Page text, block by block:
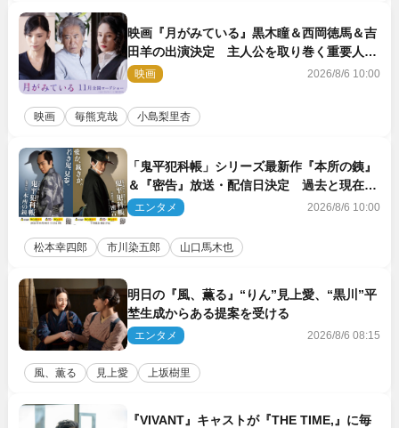
映画『月がみている』黒木瞳＆西岡徳馬＆吉
田羊の出演決定 主人公を取り巻く重要人物
を演じる
映画 2026/8/6 10:00
映画 毎熊克哉 小島梨里杏
「鬼平犯科帳」シリーズ最新作『本所の銕』
＆『密告』放送・配信日決定 過去と現在が
繋がるビジュアルも解禁
エンタメ 2026/8/6 10:00
松本幸四郎 市川染五郎 山口馬木也
明日の『風、薫る』“りん”見上愛、“黒川”平
埜生成からある提案を受ける
エンタメ 2026/8/6 08:15
風、薫る 見上愛 上坂樹里
『VIVANT』キャストが『THE TIME,』に毎